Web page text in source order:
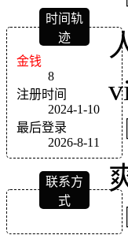
时间轨
迹
金钱
8
注册时间
2024-1-10
最后登录
2026-8-11
联系方
式